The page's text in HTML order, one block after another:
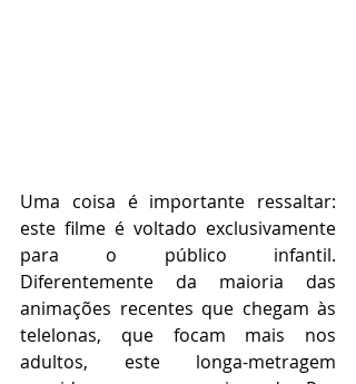
Uma coisa é importante ressaltar:
este filme é voltado exclusivamente
para o público infantil.
Diferentemente da maioria das
animações recentes que chegam às
telelonas, que focam mais nos
adultos, este longa-metragem